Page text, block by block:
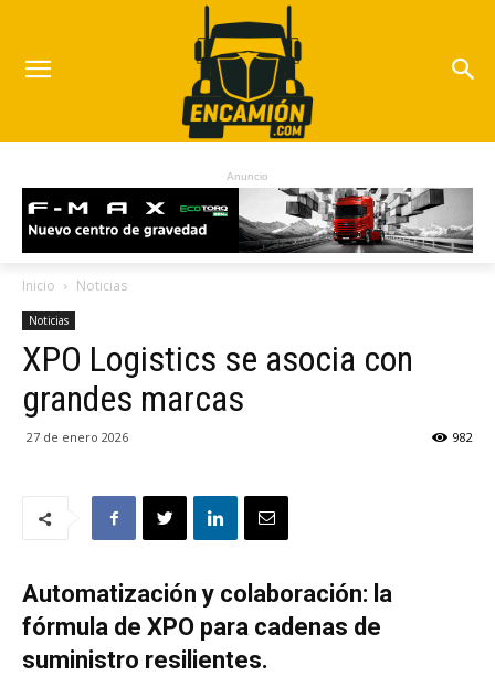
Anuncio
Inicio Noticias
Noticias
XPO Logistics se asocia con
grandes marcas
27 de enero 2026 982
Automatización y colaboración: la
fórmula de XPO para cadenas de
suministro resilientes.